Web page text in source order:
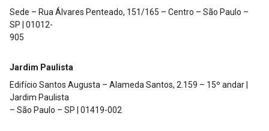
Sede – Rua Álvares Penteado, 151/165 – Centro – São Paulo –
SP | 01012-
905
Jardim Paulista
Edifício Santos Augusta – Alameda Santos, 2.159 – 15º andar |
Jardim Paulista
– São Paulo – SP | 01419-002